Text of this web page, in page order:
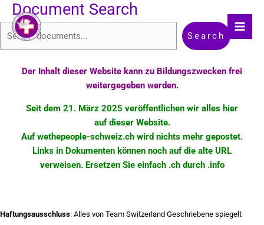
Skip
to
content
Document Search
Document
Search
Search
Der Inhalt dieser Website kann zu Bildungszwecken frei
weitergegeben werden.
Seit dem 21. März 2025 veröffentlichen wir alles hier
auf dieser Website.
Auf wethepeople-schweiz.ch wird nichts mehr gepostet.
Links in Dokumenten können noch auf die alte URL
verweisen. Ersetzen Sie einfach .ch durch .info
Haftungsausschluss: Alles von Team Switzerland Geschriebene spiegelt